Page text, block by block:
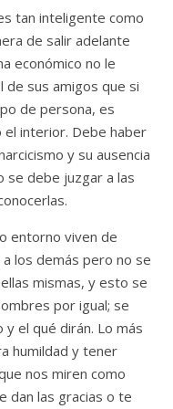
tan inteligente como
de salir adelante
económico no le
sus amigos que si
de persona, es
interior. Debe haber
y su ausencia
se debe juzgar a las
entorno viven de
los demás pero no se
mismas, y esto se
por igual; se
el qué dirán. Lo más
humildad y tener
nos miren como
dan las gracias o te